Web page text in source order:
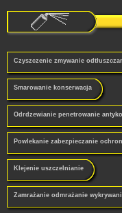
Czyszczenie zmywanie
Smarowanie konserwacja
Odrdzewianie penetrowanie
Powlekanie zabezpieczanie
Klejenie uszczelnianie
Zamrażanie odmrażanie